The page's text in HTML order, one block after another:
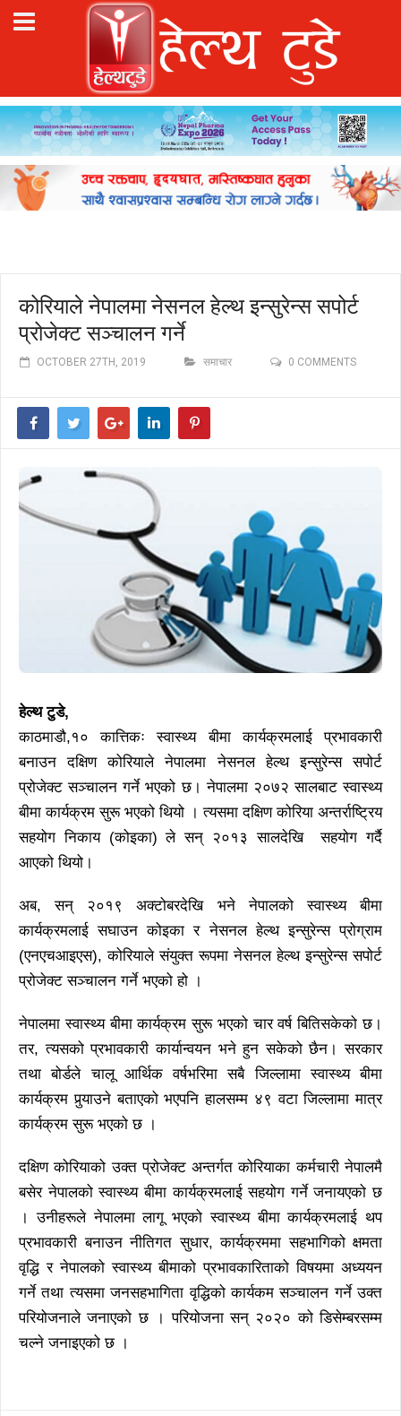
कोरियाले नेपालमा नेसनल हेल्थ इन्सुरेन्स सपोर्ट
प्रोजेक्ट सञ्चालन गर्ने
OCTOBER 27TH, 2019 समाचार 0 COMMENTS
हेल्थ टुडे,
काठमाडौ,१० कात्तिकः स्वास्थ्य बीमा कार्यक्रमलाई प्रभावकारी
बनाउन दक्षिण कोरियाले नेपालमा नेसनल हेल्थ इन्सुरेन्स सपोर्ट
प्रोजेक्ट सञ्चालन गर्ने भएको छ। नेपालमा २०७२ सालबाट स्वास्थ्य
बीमा कार्यक्रम सुरू भएको थियो । त्यसमा दक्षिण कोरिया अन्तर्राष्ट्रिय
सहयोग निकाय (कोइका) ले सन् २०१३ सालदेखि सहयोग गर्दै
आएको थियो।
अब, सन् २०१९ अक्टोबरदेखि भने नेपालको स्वास्थ्य बीमा
कार्यक्रमलाई सघाउन कोइका र नेसनल हेल्थ इन्सुरेन्स प्रोग्राम
(एनएचआइएस), कोरियाले संयुक्त रूपमा नेसनल हेल्थ इन्सुरेन्स सपोर्ट
प्रोजेक्ट सञ्चालन गर्ने भएको हो ।
नेपालमा स्वास्थ्य बीमा कार्यक्रम सुरू भएको चार वर्ष बितिसकेको छ।
तर, त्यसको प्रभावकारी कार्यान्वयन भने हुन सकेको छैन। सरकार
तथा बोर्डले चालू आर्थिक वर्षभरिमा सबै जिल्लामा स्वास्थ्य बीमा
कार्यक्रम पुर्‍याउने बताएको भएपनि हालसम्म ४९ वटा जिल्लामा मात्र
कार्यक्रम सुरू भएको छ ।
दक्षिण कोरियाको उक्त प्रोजेक्ट अन्तर्गत कोरियाका कर्मचारी नेपालमै
बसेर नेपालको स्वास्थ्य बीमा कार्यक्रमलाई सहयोग गर्ने जनायएको छ
। उनीहरूले नेपालमा लागू भएको स्वास्थ्य बीमा कार्यक्रमलाई थप
प्रभावकारी बनाउन नीतिगत सुधार, कार्यक्रममा सहभागिको क्षमता
वृद्धि र नेपालको स्वास्थ्य बीमाको प्रभावकारिताको विषयमा अध्ययन
गर्ने तथा त्यसमा जनसहभागिता वृद्धिको कार्यकम सञ्चालन गर्ने उक्त
परियोजनाले जनाएको छ । परियोजना सन् २०२० को डिसेम्बरसम्म
चल्ने जनाइएको छ ।